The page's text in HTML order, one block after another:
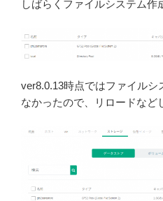
しばらくファイルシステム作
ver8.0.13時点ではファイル
なかったので、リロードなど